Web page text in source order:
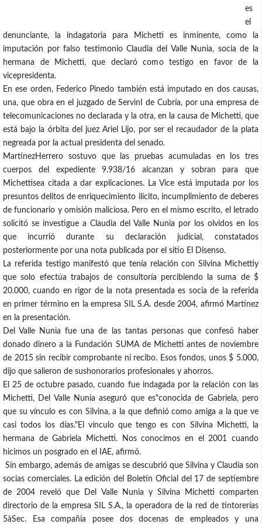
es
el
denunciante, la indagatoria para Michetti es inminente, como la
imputación por falso testimonio Claudia del Valle Nunia, socia de la
hermana de Michetti, que declaró como testigo en favor de la
vicepresidenta.
En ese orden, Federico Pinedo también está imputado en dos causas,
una, que obra en el juzgado de ServinI de Cubría, por una empresa de
telecomunicaciones no declarada y la otra, en la causa de Michetti, que
está bajo la órbita del juez Ariel Lijo, por ser el recaudador de la plata
negreada por la actual presidenta del senado.
MartínezHerrero sostuvo que las pruebas acumuladas en los tres
cuerpos del expediente 9.938/16 alcanzan y sobran para que
Michettisea citada a dar explicaciones. La Vice está imputada por los
presuntos delitos de enriquecimiento ilícito, incumplimiento de deberes
de funcionario y omisión maliciosa. Pero en el mismo escrito, el letrado
solicitó se investigue a Claudia del Valle Nunia por los olvidos en los
que incurrió durante su declaración judicial, constatados
posteriormente por una nota publicada por el sitio El Disenso.
La referida testigo manifestó que tenía relación con Silvina Michettiy
que solo efectúa trabajos de consultoría percibiendo la suma de $
20.000, cuando en rigor de la nota presentada es socia de la referida
en primer término en la empresa SIL S.A. desde 2004, afirmó Martínez
en la presentación.
Del Valle Nunia fue una de las tantas personas que confesó haber
donado dinero a la Fundación SUMA de Michetti antes de noviembre
de 2015 sin recibir comprobante ni recibo. Esos fondos, unos $ 5.000,
dijo que salieron de sushonorarios profesionales y ahorros.
El 25 de octubre pasado, cuando fue indagada por la relación con las
Michetti, Del Valle Nunia aseguró que es"conocida de Gabriela, pero
que su vínculo es con Silvina, a la que definió como amiga a la que ve
casi todos los días."El vínculo que tengo es con Silvina Michetti, la
hermana de Gabriela Michetti. Nos conocimos en el 2001 cuando
hicimos un posgrado en el IAE, afirmó.
Sin embargo, además de amigas se descubrió que Silvina y Claudia son
socias comerciales. La edición del Boletín Oficial del 17 de septiembre
de 2004 reveló que Del Valle Nunia y Silvina Michetti comparten
directorio de la empresa SIL S.A., la operadora de la red de tintorerías
5àSec. Esa compañía posee dos docenas de empleados y una